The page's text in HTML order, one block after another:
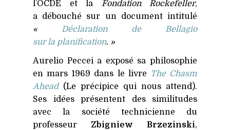
l’OCDE et la
Fondation Rockefeller,
a débouché sur un document intitulé
«
Déclaration de Bellagio
sur la planification. »
Aurelio Peccei a exposé sa philosophie
en mars 1969 dans le livre The Chasm
Ahead(Le précipice qui nous attend).
Ses idées présentent des similitudes
avec la société technicienne du
professeur Zbigniew Brzezinski,